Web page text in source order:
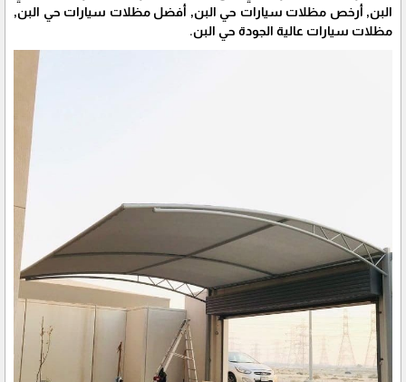
البن, أرخص مظلات سيارات حي البن, أفضل مظلات سيارات حي البن,
مظلات سيارات عالية الجودة حي البن.